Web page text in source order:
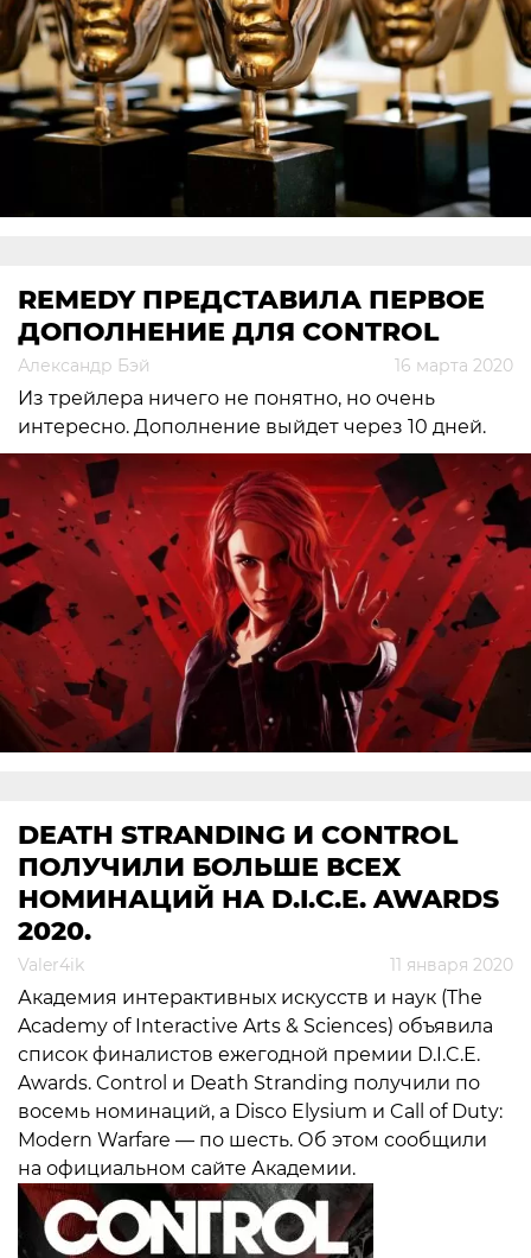
REMEDY ПРЕДСТАВИЛА ПЕРВОЕ
ДОПОЛНЕНИЕ ДЛЯ CONTROL
Александр Бэй 16 марта 2020
Из трейлера ничего не понятно, но очень
интересно. Дополнение выйдет через 10 дней.
DEATH STRANDING И CONTROL
ПОЛУЧИЛИ БОЛЬШЕ ВСЕХ
НОМИНАЦИЙ НА D.I.C.E. AWARDS
2020.
Valer4ik 11 января 2020
Академия интерактивных искусств и наук (The
Academy of Interactive Arts & Sciences) объявила
список финалистов ежегодной премии D.I.C.E.
Awards. Control и Death Stranding получили по
восемь номинаций, а Disco Elysium и Call of Duty:
Modern Warfare — по шесть. Об этом сообщили
на официальном сайте Академии.